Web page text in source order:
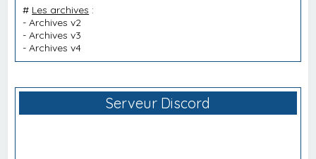
# Les archives :
-Archives v2
-Archives v3
-Archives v4
Serveur Discord